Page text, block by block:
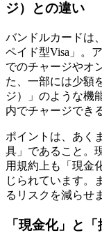
ジ）との違い
バンドルカードは
ペイド型Visa」。
でのチャージやオ
た、一部には少額
ジ）」のような機
内でチャージでき
ポイントは、あく
具」であること。
用規約上も「現金
じられています。
るリスクを減らせ
「現金化」と